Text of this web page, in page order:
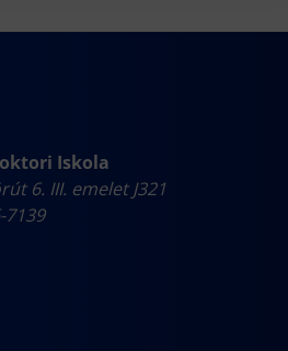
Iskola
6. III. emelet J321
7139